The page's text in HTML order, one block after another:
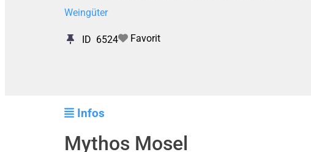
Weingüter
ID 6524 Favorit
Infos
Mythos Mosel